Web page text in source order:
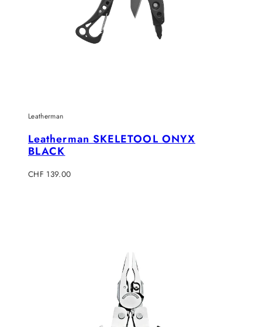
Leatherman
Leatherman SKELETOOL ONYX
BLACK
Regulärer
CHF 139.00